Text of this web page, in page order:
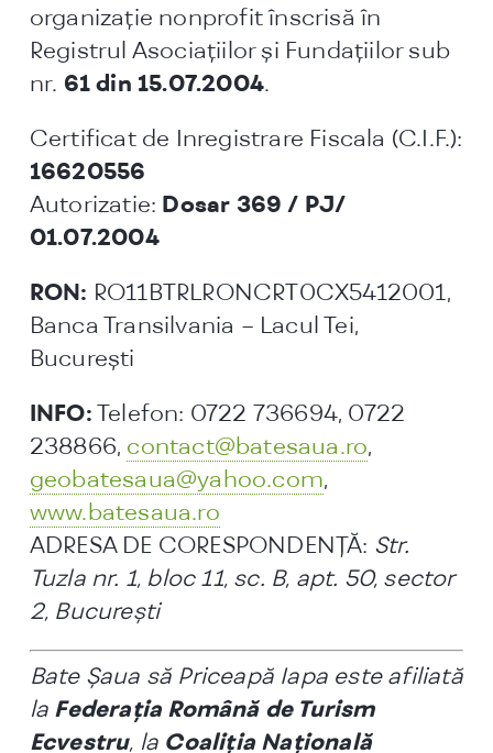
organizaţie nonprofit înscrisă în
Registrul Asociaţiilor şi Fundaţiilor sub
nr. 61 din 15.07.2004.
Certificat de Inregistrare Fiscala (C.I.F.):
16620556
Autorizatie: Dosar 369 / PJ/
01.07.2004
RON: RO11BTRLRONCRT0CX5412001,
Banca Transilvania – Lacul Tei,
Bucureşti
INFO:Telefon: 0722 736694, 0722
238866, contact@batesaua.ro,
geobatesaua@yahoo.com,
www.batesaua.ro
ADRESA DE CORESPONDENȚĂ: Str.
Tuzla nr. 1, bloc 11, sc. B, apt. 50, sector
2, Bucureşti
Bate Şaua să Priceapă Iapa este afiliată
la Federația Română de Turism
Ecvestru, la Coaliţia Naţională